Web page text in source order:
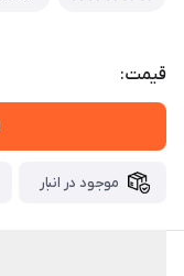
قیمت:
موجود در انبار